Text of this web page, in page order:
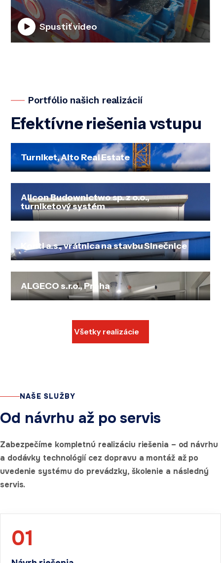
Spustiť video
Portfólio našich realizácií
Efektívne riešenia vstupu
Turniket, Alto Real Estate
Allcon Budownictwo sp. z o.o.,
turniketový systém
Konti a.s., vrátnica na stavbu Slnečnice
ALGECO s.r.o., Praha
Všetky realizácie
NAŠE SLUŽBY
Od návrhu až po servis
Zabezpečíme kompletnú realizáciu riešenia – od návrhu
a dodávky technológií cez dopravu a montáž až po
uvedenie systému do prevádzky, školenie a následný
servis.
01